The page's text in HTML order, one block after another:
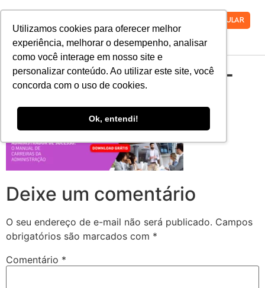
Utilizamos cookies para oferecer melhor
experiência, melhorar o desempenho, analisar
como você interage em nosso site e
personalizar conteúdo. Ao utilizar este site, você
concorda com o uso de cookies.
Ok, entendi!
VESTIBULAR
CTA_Administrador-
de-Sucesso_FINAL
Deixe um comentário
O seu endereço de e-mail não será publicado. Campos
obrigatórios são marcados com *
Comentário *